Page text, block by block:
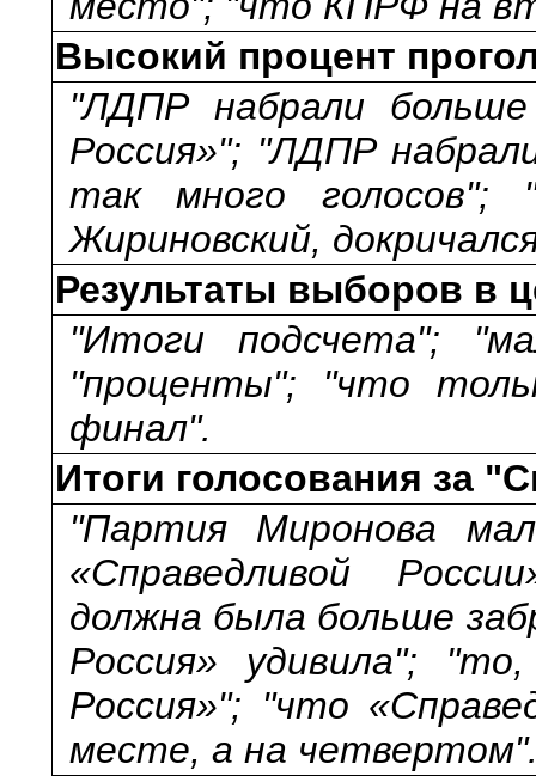
Высокий процент
"ЛДПР набрали больше
Россия»"; "ЛДПР
так много
Жириновский,
Результаты выборов в
"Итоги подсчета";
"проценты"; "что
финал".
Итоги голосования за
"Партия Миронова
«Справедливой
должна была больше
Россия» удивила";
Россия»"; "что
месте, а на